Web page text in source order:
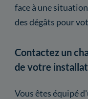
face à une
des dégâts pour
Contactez un
de votre
Vous êtes équipé